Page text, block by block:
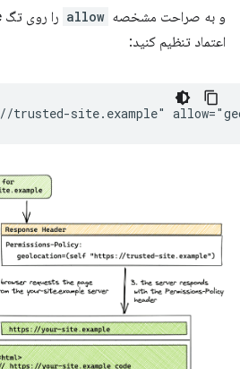
و به صراحت مشخصه allow
اعتماد تنظیم کنید: